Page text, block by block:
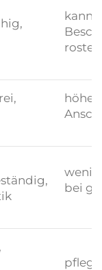
kann
rosten
bei